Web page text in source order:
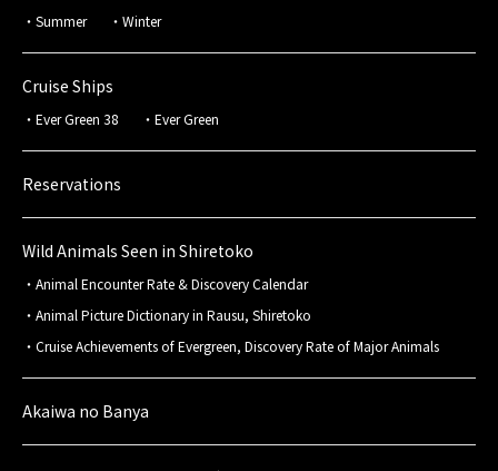
Summer Winter
Cruise Ships
Ever Green 38 Ever Green
Reservations
Wild Animals Seen in Shiretoko
Animal Encounter Rate & Discovery Calendar
Animal Picture Dictionary in Rausu, Shiretoko
Cruise Achievements of Evergreen, Discovery Rate of Major Animals
Akaiwa no Banya